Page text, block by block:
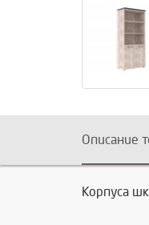
Описание
Корпуса